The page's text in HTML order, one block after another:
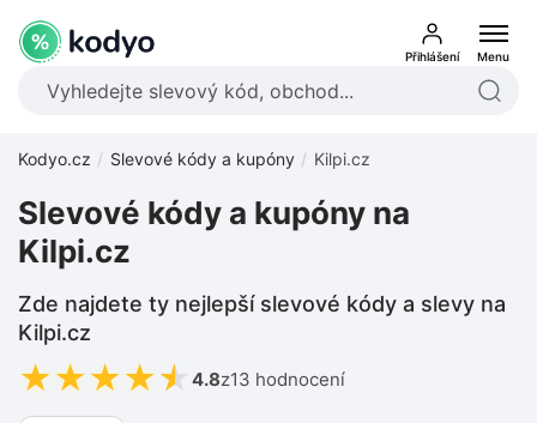
Přihlášení Menu
Kodyo.cz Slevové kódy a kupóny Kilpi.cz
Slevové kódy a kupóny na
Kilpi.cz
Zde najdete ty nejlepší slevové kódy a slevy na
Kilpi.cz
★★★★★ 4.8z13 hodnocení